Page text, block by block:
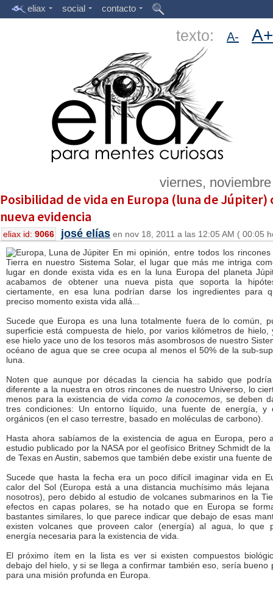
eliax social contacto
texto: A- A+
viernes,
Posibilidad de vida en Europa (luna de Júpiter)
nueva evidencia
eliax id: 9066 josé elías en nov 18, 2011 a las 12:05 AM ( 00:05
En mi opinión, entre todos los
Tierra en nuestro Sistema Solar, el lugar que más me intriga
lugar en donde exista vida es en la luna Europa del planeta
acabamos de obtener una nueva pista que soporta la
ciertamente, en esa luna podrían darse los ingredientes para
preciso momento exista vida allá...
Sucede que Europa es una luna totalmente fuera de lo común,
superficie está compuesta de hielo, por varios kilómetros de hielo,
ese hielo yace uno de los tesoros más asombrosos de nuestro
océano de agua que se cree ocupa al menos el 50% de la sub-
luna.
Noten que aunque por décadas la ciencia ha sabido que
diferente a la nuestra en otros rincones de nuestro Universo, lo
menos para la existencia de vidacomo la conocemos , se deben
tres condiciones: Un entorno líquido, una fuente de energía, y
orgánicos (en el caso terrestre, basado en moléculas de carbono).
Hasta ahora sabíamos de la existencia de agua en Europa, pero
estudio publicado por la NASA por el geofísico Britney Schmidt de la
de Texas en Austin, sabemos que también debe existir una fuente
Sucede que hasta la fecha era un poco difícil imaginar vida en
calor del Sol (Europa está a una distancia muchísimo más lejana
nosotros), pero debido al estudio de volcanes submarinos en la
efectos en capas polares, se ha notado que en Europa se
bastantes similares, lo que parece indicar que debajo de esas
existen volcanes que proveen calor (energía) al agua, lo que
energía necesaria para la existencia de vida.
El próximo ítem en la lista es ver si existen compuestos
debajo del hielo, y si se llega a confirmar también eso, sería bueno
para una misión profunda en Europa.